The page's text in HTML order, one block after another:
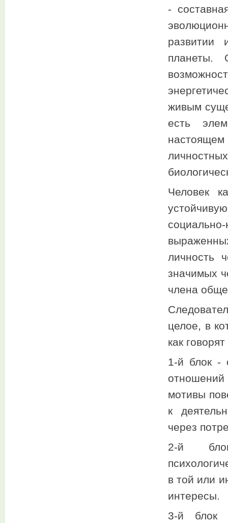
-
развитии
планеты.
живым
есть
Человек
личность
значимых
члена
целое, в
как
1-й блок -
мотивы
к
через
2-й
в той или
интересы.
3-й блок